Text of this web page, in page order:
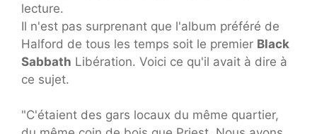
lecture.
Il n'est pas surprenant que l'album préféré de
Halford de tous les temps soit le premier Black
Sabbath Libération. Voici ce qu'il avait à dire à
ce sujet.
"C'étaient des gars locaux du même quartier,